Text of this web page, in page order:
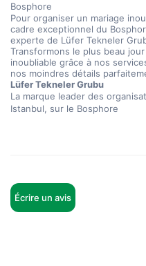
Bosphore
Pour organiser un mariage
cadre exceptionnel du
experte de Lüfer Tekneler
Transformons le plus beau
inoubliable grâce à nos
nos moindres détails
Lüfer Tekneler Grubu
La marque leader des
Istanbul, sur le Bosphore
Écrire un avis